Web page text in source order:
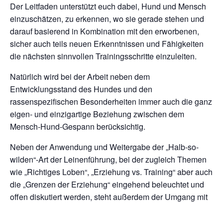
Der Leitfaden unterstützt euch dabei, Hund und Mensch
einzuschätzen, zu erkennen, wo sie gerade stehen und
darauf basierend in Kombination mit den erworbenen,
sicher auch teils neuen Erkenntnissen und Fähigkeiten
die nächsten sinnvollen Trainingsschritte einzuleiten.
Natürlich wird bei der Arbeit neben dem
Entwicklungsstand des Hundes und den
rassenspezifischen Besonderheiten immer auch die ganz
eigen- und einzigartige Beziehung zwischen dem
Mensch-Hund-Gespann berücksichtig.
Neben der Anwendung und Weitergabe der „Halb-so-
wilden“-Art der Leinenführung, bei der zugleich Themen
wie „Richtiges Loben“, „Erziehung vs. Training“ aber auch
die „Grenzen der Erziehung“ eingehend beleuchtet und
offen diskutiert werden, steht außerdem der Umgang mit